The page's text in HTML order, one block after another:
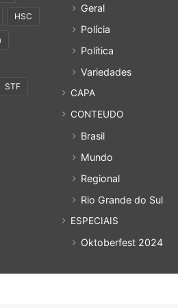
HSC
STF
Geral
Polícia
Política
Variedades
CAPA
CONTEUDO
Brasil
Mundo
Regional
Rio Grande do Sul
ESPECIAIS
Oktoberfest 2024